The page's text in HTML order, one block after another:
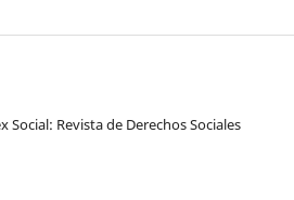
Social: Revista de Derechos Sociales